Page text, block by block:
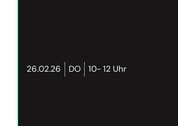
26.02.26 DO 10- 12 Uhr